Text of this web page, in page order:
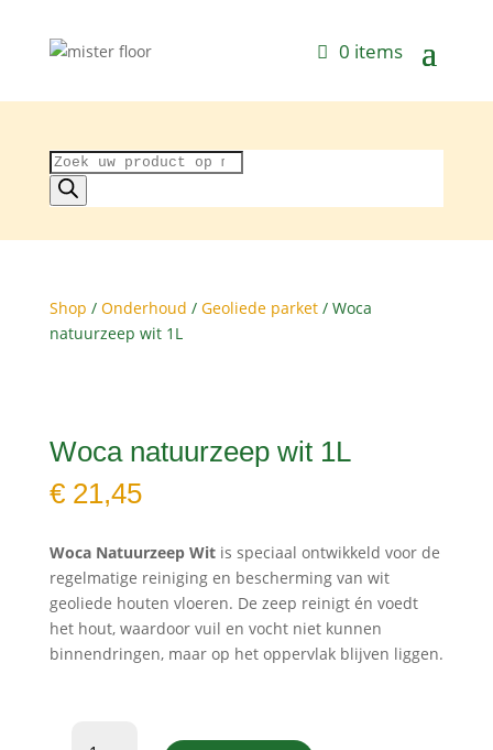
0 items
Producten
zoeken
Shop / Onderhoud / Geoliede parket/ Woca
natuurzeep wit 1L
Woca natuurzeep wit 1L
€21,45
Woca Natuurzeep Witis speciaal ontwikkeld voor de
regelmatige reiniging en bescherming van wit
geoliede houten vloeren. De zeep reinigt én voedt
het hout, waardoor vuil en vocht niet kunnen
binnendringen, maar op het oppervlak blijven liggen.